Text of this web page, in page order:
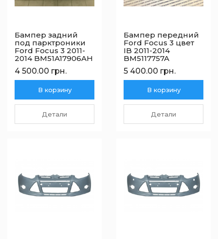
Бампер задний
под парктроники
Ford Focus 3 2011-
2014 BM51A17906AH
4 500.00 грн.
В корзину
Детали
Бампер передний
Ford Focus 3 цвет
IB 2011-2014
BM5117757A
5 400.00 грн.
В корзину
Детали